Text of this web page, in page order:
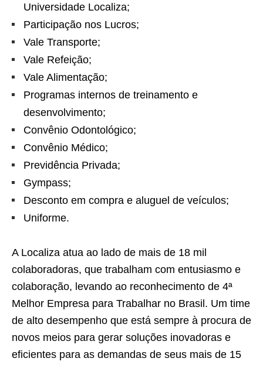
Universidade Localiza;
Participação nos Lucros;
Vale Transporte;
Vale Refeição;
Vale Alimentação;
Programas internos de treinamento e
desenvolvimento;
Convênio Odontológico;
Convênio Médico;
Previdência Privada;
Gympass;
Desconto em compra e aluguel de veículos;
Uniforme.
A Localiza atua ao lado de mais de 18 mil
colaboradoras, que trabalham com entusiasmo e
colaboração, levando ao reconhecimento de 4ª
Melhor Empresa para Trabalhar no Brasil. Um time
de alto desempenho que está sempre à procura de
novos meios para gerar soluções inovadoras e
eficientes para as demandas de seus mais de 15